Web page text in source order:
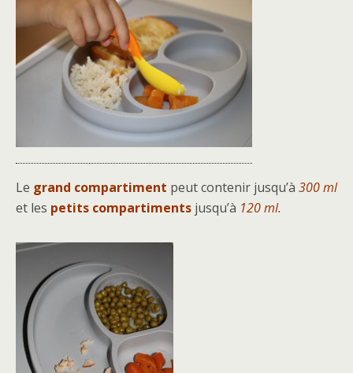
Le grand compartiment peut contenir jusqu’à 300 ml
et les petits compartiments jusqu’à 120 ml.